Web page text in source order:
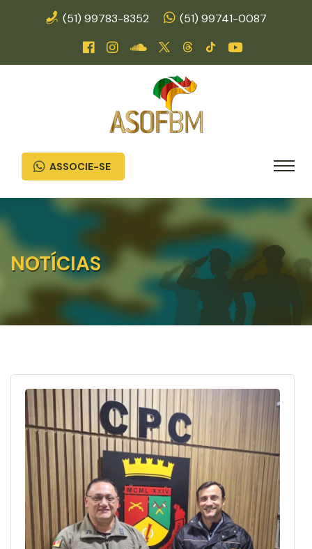
(51) 99783-8352 (51) 99741-0087
ASSOCIE-SE
NOTÍCIAS